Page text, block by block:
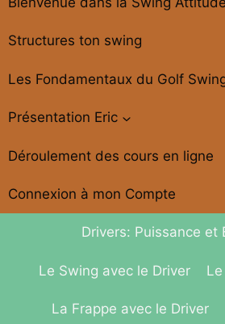
Structures ton swing
Les Fondamentaux du Golf
Présentation Eric
Déroulement des cours en ligne
Connexion à mon Compte
Drivers: Puissance et
Le Swing avec le Driver
La Frappe avec le Driver